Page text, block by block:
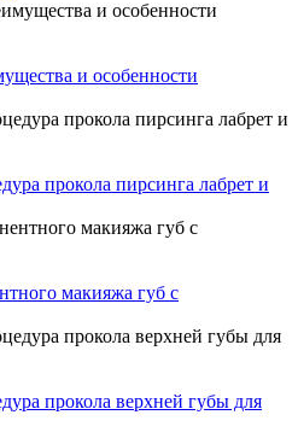
и особенности
прокола пирсинга лабрет и
макияжа губ с
прокола верхней губы для